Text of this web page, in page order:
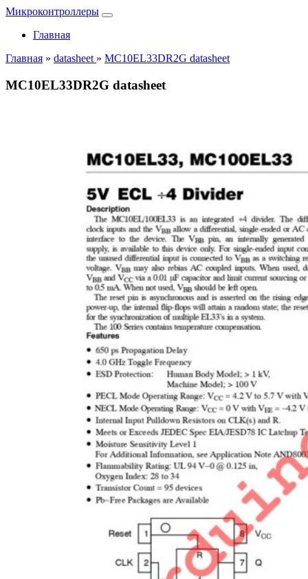
Микроконтроллеры
Главная
Главная » datasheet » MC10EL33DR2G datasheet
MC10EL33DR2G datasheet